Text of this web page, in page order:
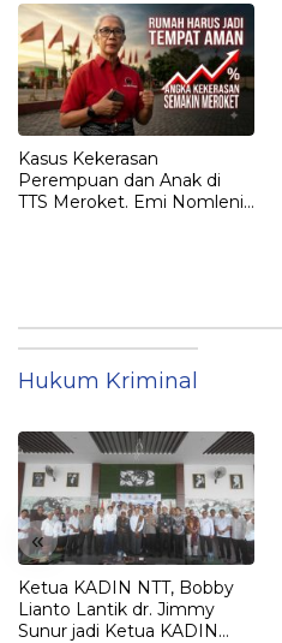
Kasus Kekerasan
Perempuan dan Anak di
TTS Meroket. Emi Nomleni :
Hukum Kriminal
«
Ketua KADIN NTT, Bobby
Lianto Lantik dr. Jimmy
Sunur jadi Ketua KADIN